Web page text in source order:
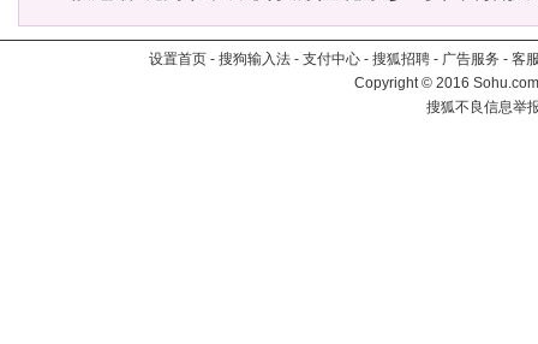
设置首页 - 搜狗输入法 - 支付中心 - 搜狐招聘 - 广告服务 - 客
Copyright©2016
搜狐不良信息举